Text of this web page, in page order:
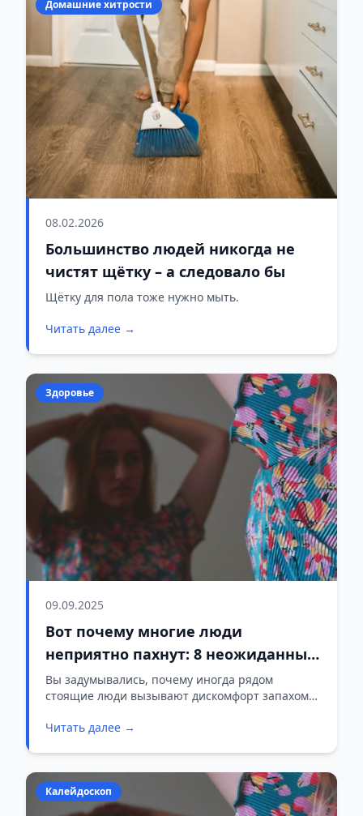
Домашние хитрости
08.02.2026
Большинство людей никогда не
чистят щётку – а следовало бы
Щётку для пола тоже нужно мыть.
Читать далее →
Здоровье
09.09.2025
Вот почему многие люди
неприятно пахнут: 8 неожиданных
причин
Вы задумывались, почему иногда рядом
стоящие люди вызывают дискомфорт запахом?
повседневные привычки способны испортить
Читать далее →
Калейдоскоп